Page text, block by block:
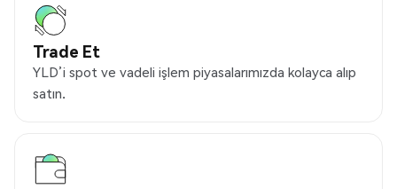
Trade Et
YLD’i spot ve vadeli işlem piyasalarımızda kolayca alıp
satın.